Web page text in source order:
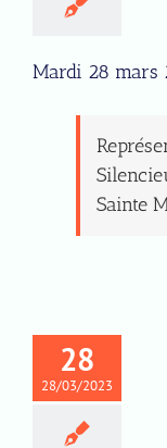
Mardi 28 mars
Sainte
28
28/03/2023